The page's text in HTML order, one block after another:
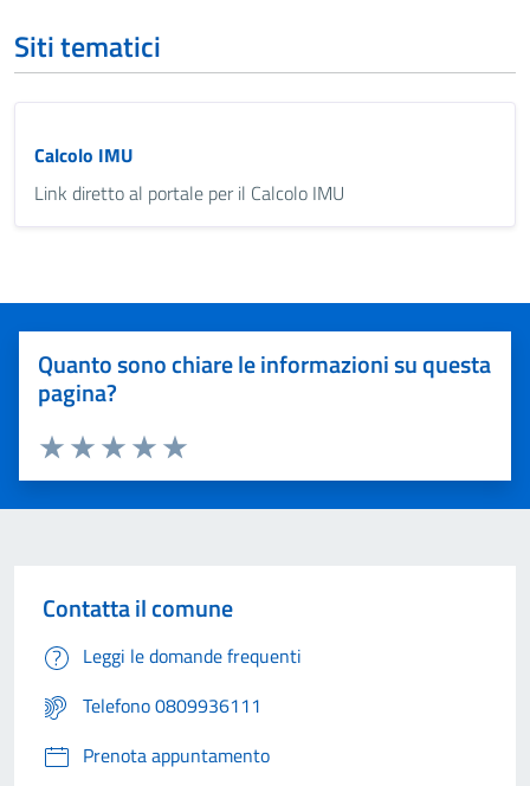
Siti tematici
Calcolo IMU
Link diretto al portale per il Calcolo IMU
Quanto sono chiare le informazioni su questa
pagina?
Valuta 5 stelle su 5
Valuta 4 stelle su 5
Valuta 3 stelle su 5
Valuta 2 stelle su 5
Valuta 1 stelle su 5
Contatta il comune
Leggi le domande frequenti
Telefono 0809936111
Prenota appuntamento